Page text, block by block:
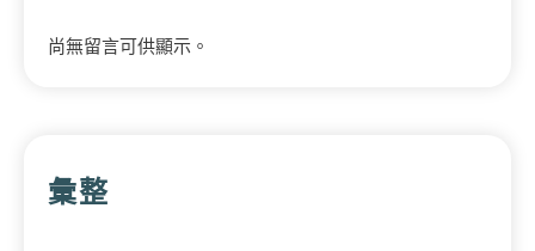
尚無留言可供顯示。
彙整